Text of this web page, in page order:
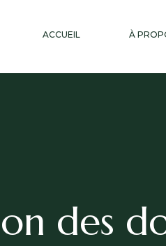
ACCUEIL À
des